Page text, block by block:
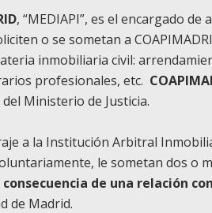
, “MEDIAPI”, es el encargado
o se sometan a
inmobiliaria civil:
profesionales, etc.
Ministerio de Justicia.
a la Institución Arbitral
le sometan dos o
de una relación
de Madrid.